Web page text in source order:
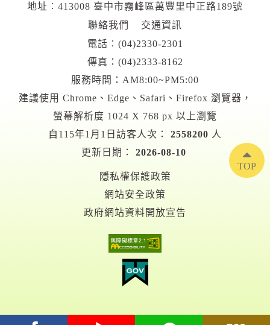
地址︰413008 臺中市霧峰區萬豐里中正路189號
聯絡我們
交通資訊
電話︰ (04)2330-2301
傳真：(04)2333-8162
服務時間：AM8:00~PM5:00
建議使用 Chrome、Edge、Safari、Firefox 瀏覽器，
螢幕解析度 1024 X 768 px 以上瀏覽
自115年1月1日訪客人次：
2558200 人
更新日期：
2026-08-10
隱私權保護政策
網站安全政策
政府網站資料開放宣告
facebook youtube
TOP